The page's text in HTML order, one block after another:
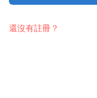
還沒有註冊？